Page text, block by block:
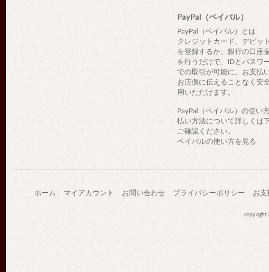
PayPal（ペイパル）
PayPal（ペイパル）とは
クレジットカード、デビッ
を登録するか、銀行の口座
を行うだけで、IDとパスワ
での取引が可能に。お支払
お店側に伝えることなく安
用いただけます。
PayPal（ペイパル）の使い
払い方法について詳しくは
ご確認ください。
ペイパルの使い方を見る
ホーム マイアカウント お問い合わせ プライバシーポリシー お支
copy right